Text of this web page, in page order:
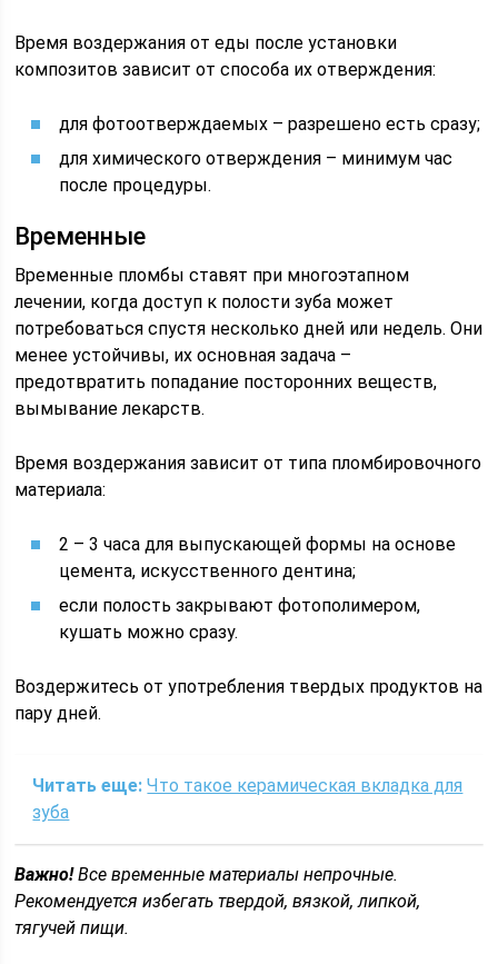
Время воздержания от еды после установки
композитов зависит от способа их отверждения:
для фотоотверждаемых – разрешено есть сразу;
для химического отверждения – минимум час
после процедуры.
Временные
Временные пломбы ставят при многоэтапном
лечении, когда доступ к полости зуба может
потребоваться спустя несколько дней или недель. Они
менее устойчивы, их основная задача –
предотвратить попадание посторонних веществ,
вымывание лекарств.
Время воздержания зависит от типа пломбировочного
материала:
2 – 3 часа для выпускающей формы на основе
цемента, искусственного дентина;
если полость закрывают фотополимером,
кушать можно сразу.
Воздержитесь от употребления твердых продуктов на
пару дней.
Читать еще: Что такое керамическая вкладка для
зуба
Важно!Все временные материалы непрочные.
Рекомендуется избегать твердой, вязкой, липкой,
тягучей пищи.